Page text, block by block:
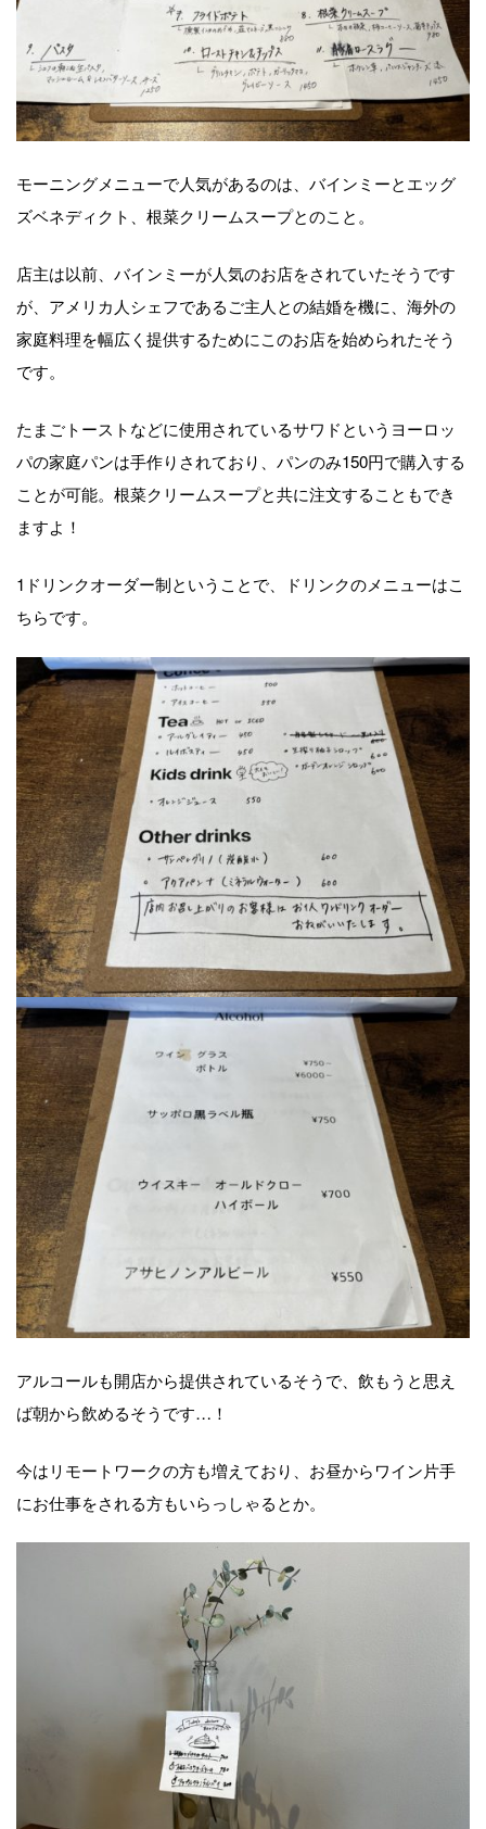
モーニングメニューで人気があるのは、バインミーとエッグ
ズベネディクト、根菜クリームスープとのこと。
店主は以前、バインミーが人気のお店をされていたそうです
が、アメリカ人シェフであるご主人との結婚を機に、海外の
家庭料理を幅広く提供するためにこのお店を始められたそう
です。
たまごトーストなどに使用されているサワドというヨーロッ
パの家庭パンは手作りされており、 パンのみ150円で購入する
ことが可能。根菜クリームスープと共に注文することもでき
ますよ！
1 ドリンクオーダー制ということで、ドリンクのメニューはこ
ちらです。
アルコールも開店から提供されているそうで、飲もうと思え
ば朝から飲めるそうです… ！
今はリモートワークの方も増えており、お昼からワイン片手
にお仕事をされる方もいらっしゃるとか。